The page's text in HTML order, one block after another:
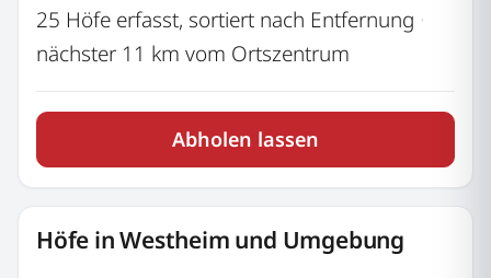
25 Höfe erfasst, sortiert nach Entfernung ·
nächster 11 km vom Ortszentrum
Abholen lassen
Höfe in Westheim und Umgebung